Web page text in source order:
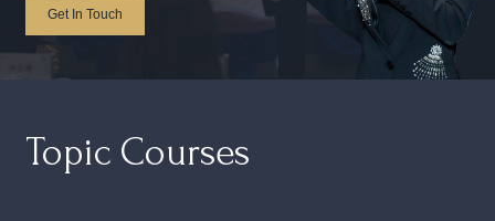
Get In Touch
Topic Courses